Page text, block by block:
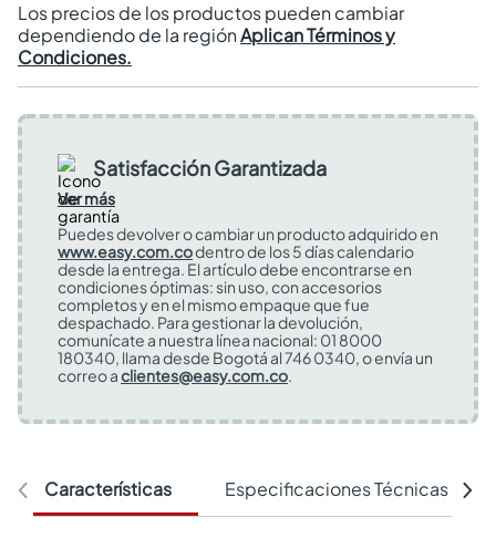
Los precios de los productos pueden cambiar
dependiendo de la regiónAplican Términos y
Condiciones.
Satisfacción Garantizada
Ver más
Puedes devolver o cambiar un producto adquirido en
www.easy.com.codentro de los 5 días calendario
desde la entrega. El artículo debe encontrarse en
condiciones óptimas: sin uso, con accesorios
completos y en el mismo empaque que fue
despachado. Para gestionar la devolución,
comunícate a nuestra línea nacional: 01 8000
180340, llama desde Bogotá al 746 0340, o envía un
correo aclientes@easy.com.co.
Características Especificaciones Técnicas